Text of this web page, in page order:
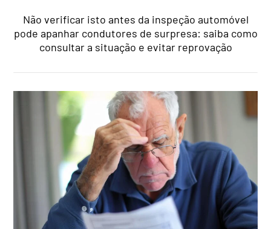
Não verificar isto antes da inspeção automóvel
pode apanhar condutores de surpresa: saiba como
consultar a situação e evitar reprovação